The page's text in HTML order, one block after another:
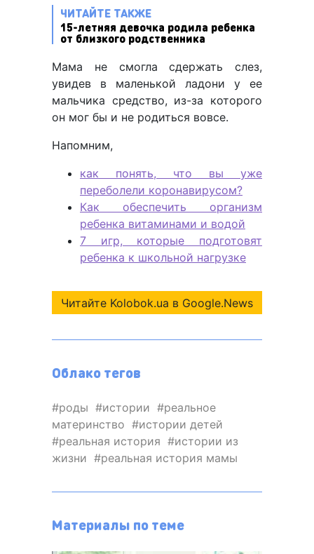
ЧИТАЙТЕ ТАКЖЕ
15-летняя девочка родила ребенка
от близкого родственника
Мама не смогла сдержать слез,
увидев в маленькой ладони у ее
мальчика средство, из-за которого
он мог бы и не родиться вовсе.
Напомним,
как понять, что вы уже
переболели коронавирусом?
Как обеспечить организм
ребенка витаминами и водой
7 игр, которые подготовят
ребенка к школьной нагрузке
Читайте Kolobok.ua в Google.News
Облако тегов
роды истории
реальное
материнство
истории детей
реальная история
истории из
жизни
реальная история мамы
Материалы по теме